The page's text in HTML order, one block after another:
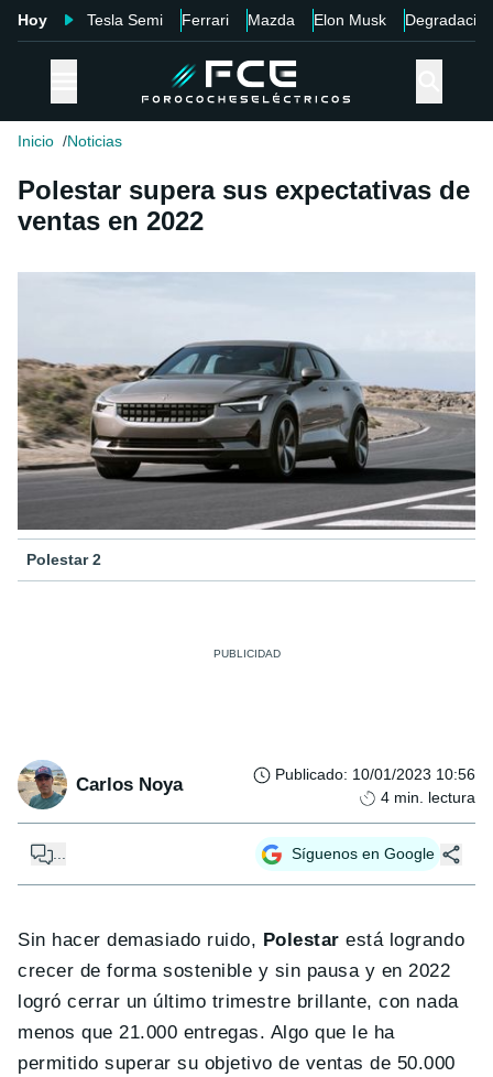
Hoy Tesla Semi Ferrari Mazda Elon Musk Degradación
Inicio Noticias
Polestar supera sus expectativas de
ventas en 2022
Polestar 2
Carlos Noya Publicado: 10/01/2023 10:56
4 min. lectura
... Síguenos en Google
Sin hacer demasiado ruido, Polestar está logrando
crecer de forma sostenible y sin pausa y en 2022
logró cerrar un último trimestre brillante, con nada
menos que 21.000 entregas. Algo que le ha
permitido superar su objetivo de ventas de 50.000